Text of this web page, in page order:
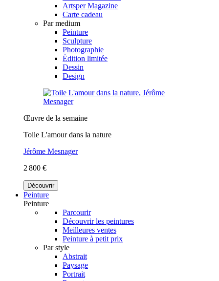
Artsper Magazine
Carte cadeau
Par medium
Peinture
Sculpture
Photographie
Édition limitée
Dessin
Design
Œuvre de la semaine
Toile L'amour dans la nature
Jérôme Mesnager
2 800 €
Découvrir
Peinture
Peinture
Parcourir
Découvrir les peintures
Meilleures ventes
Peinture à petit prix
Par style
Abstrait
Paysage
Portrait